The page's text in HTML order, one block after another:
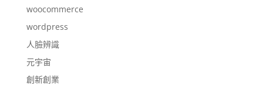
woocommerce
wordpress
人臉辨識
元宇宙
創新創業